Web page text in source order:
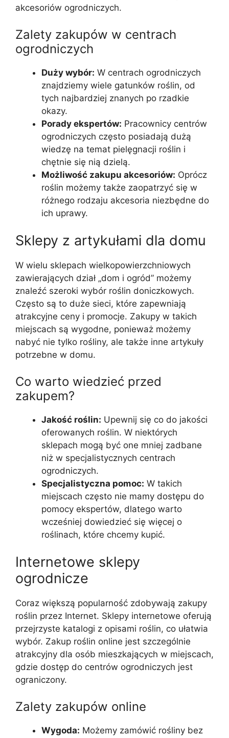
akcesoriów ogrodniczych.
Zalety zakupów w centrach
ogrodniczych
Duży wybór: W centrach ogrodniczych
znajdziemy wiele gatunków roślin, od
tych najbardziej znanych po rzadkie
okazy.
Porady ekspertów: Pracownicy centrów
ogrodniczych często posiadają dużą
wiedzę na temat pielęgnacji roślin i
chętnie się nią dzielą.
Możliwość zakupu akcesoriów: Oprócz
roślin możemy także zaopatrzyć się w
różnego rodzaju akcesoria niezbędne do
ich uprawy.
Sklepy z artykułami dla domu
W wielu sklepach wielkopowierzchniowych
zawierających dział „dom i ogród” możemy
znaleźć szeroki wybór roślin doniczkowych.
Często są to duże sieci, które zapewniają
atrakcyjne ceny i promocje. Zakupy w takich
miejscach są wygodne, ponieważ możemy
nabyć nie tylko rośliny, ale także inne artykuły
potrzebne w domu.
Co warto wiedzieć przed
zakupem?
Jakość roślin: Upewnij się co do jakości
oferowanych roślin. W niektórych
sklepach mogą być one mniej zadbane
niż w specjalistycznych centrach
ogrodniczych.
Specjalistyczna pomoc: W takich
miejscach często nie mamy dostępu do
pomocy ekspertów, dlatego warto
wcześniej dowiedzieć się więcej o
roślinach, które chcemy kupić.
Internetowe sklepy
ogrodnicze
Coraz większą popularność zdobywają zakupy
roślin przez Internet. Sklepy internetowe oferują
przejrzyste katalogi z opisami roślin, co ułatwia
wybór. Zakup roślin online jest szczególnie
atrakcyjny dla osób mieszkających w miejscach,
gdzie dostęp do centrów ogrodniczych jest
ograniczony.
Zalety zakupów online
Wygoda: Możemy zamówić rośliny bez